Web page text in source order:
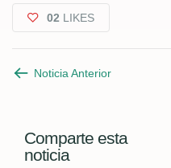
02 LIKES
Noticia Anterior
Comparte esta
noticia